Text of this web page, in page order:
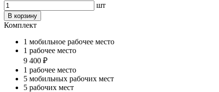
шт
В корзину
Комплект
1 мобильное рабочее место
1 рабочее место
9 400 ₽
1 рабочее место
5 мобильных рабочих мест
5 рабочих мест